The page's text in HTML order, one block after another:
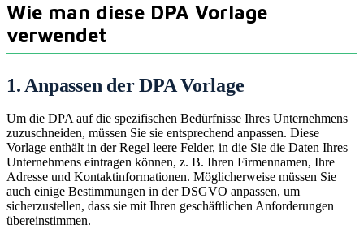
Wie man diese DPA Vorlage
verwendet
1. Anpassen der DPA Vorlage
Um die DPA auf die spezifischen Bedürfnisse Ihres Unternehmens
zuzuschneiden, müssen Sie sie entsprechend anpassen. Diese
Vorlage enthält in der Regel leere Felder, in die Sie die Daten Ihres
Unternehmens eintragen können, z. B. Ihren Firmennamen, Ihre
Adresse und Kontaktinformationen. Möglicherweise müssen Sie
auch einige Bestimmungen in der DSGVO anpassen, um
sicherzustellen, dass sie mit Ihren geschäftlichen Anforderungen
übereinstimmen.